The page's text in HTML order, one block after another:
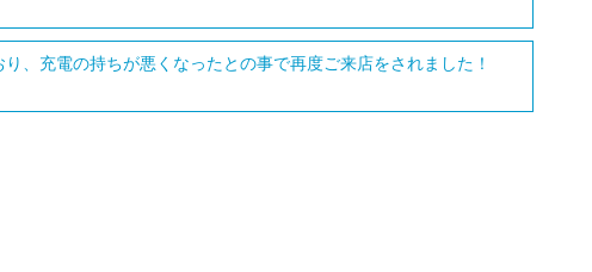
、充電の持ちが悪くなったとの事で再度ご来店をされました！